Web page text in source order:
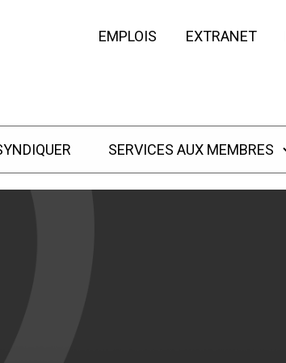
EMPLOIS EXTRANET
SERVICES AUX MEMBRES